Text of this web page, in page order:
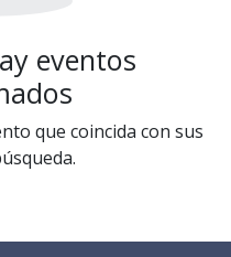
eventos
que coincida con sus